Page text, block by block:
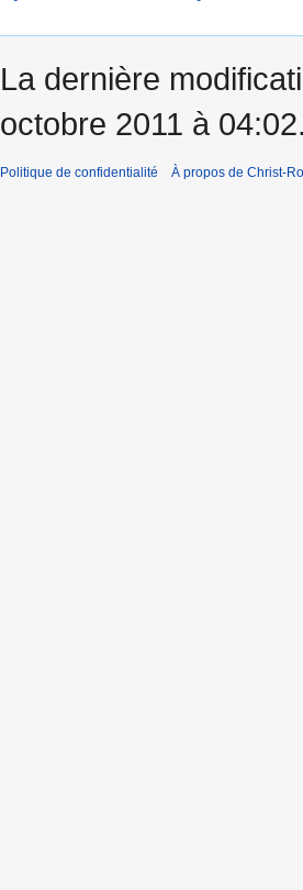
La dernière
octobre 2011 à
Politique de confidentialité À propos de Christ-